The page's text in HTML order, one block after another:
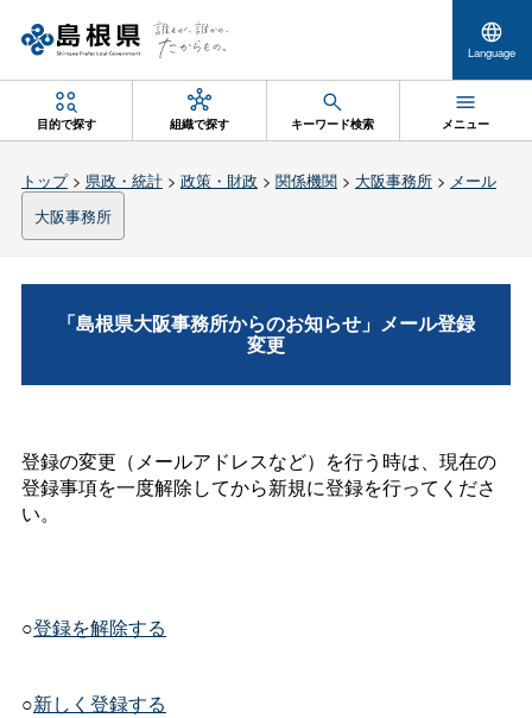
Language
目的で探す 組織で探す キーワード検索 メニュー
トップ> 県政・統計> 政策・財政 > 関係機関> 大阪事務所> メール
大阪事務所
「島根県大阪事務所からのお知らせ」メール登録
変更
登録の変更（メールアドレスなど）を行う時は、現在の
登録事項を一度解除してから新規に登録を行ってくださ
い。
○登録を解除する
○新しく登録する